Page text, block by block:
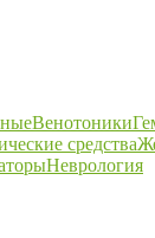
Венотоники
средства
Неврология